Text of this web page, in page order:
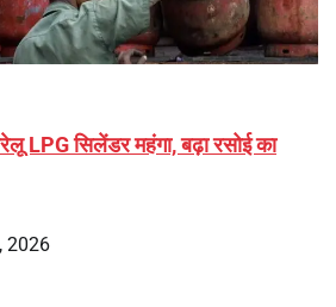
LPG सिलेंडर महंगा, बढ़ा रसोई का
2026